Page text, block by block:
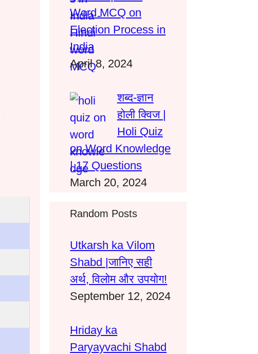
Word MCQ on
Election Process in
India
April 8, 2024
शब्द-ज्ञान
होली क्विज |
Holi Quiz
on Word Knowledge
| 17 Questions
March 20, 2024
Random Posts
Utkarsh ka Vilom
Shabd |जानिए सही
अर्थ, विलोम और उपयोग!
September 12, 2024
Hriday ka
Paryayvachi Shabd